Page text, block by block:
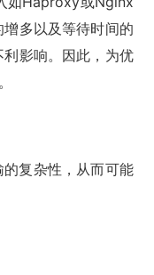
多以及等待时间的
影响。因此，为优
复杂性，从而可能